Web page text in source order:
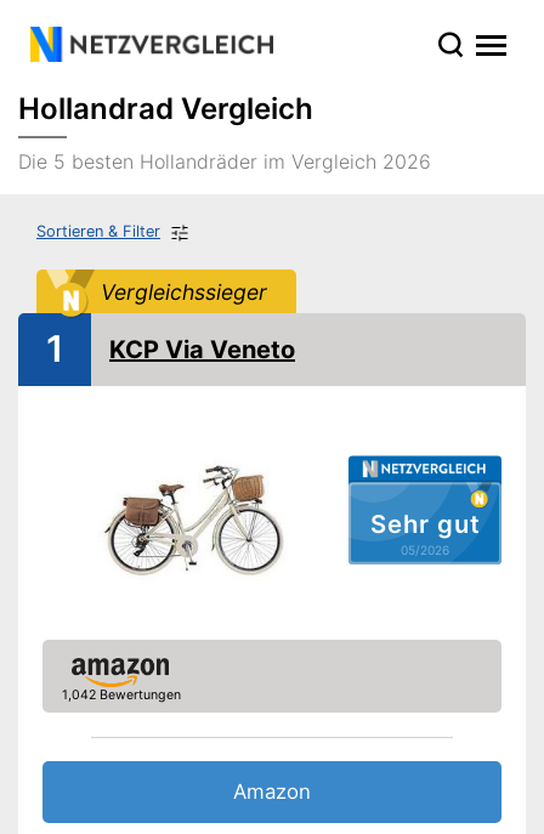
Hollandrad Vergleich
Die 5 besten Hollandräder im Vergleich 2026
Sortieren & Filter
Vergleichssieger
Sehr gut
05/2026
1 KCP Via Veneto
1,042 Bewertungen
Amazon